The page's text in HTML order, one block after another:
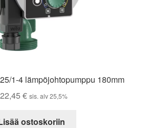
1-4 lämpöjohtopumppu 180mm
€ sis. alv 25,5%
ostoskoriin